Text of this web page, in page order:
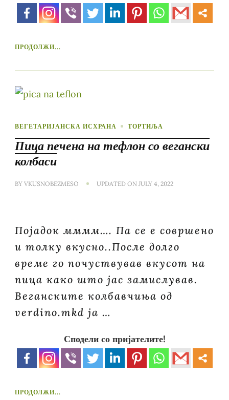
ПРОДОЛЖИ...
ВЕГЕТАРИЈАНСКА ИСХРАНА ТОРТИЉА
Пица печена на тефлон со вегански
колбаси
BY VKUSNOBEZMESO UPDATED ON JULY 4, 2022
Појадок мммм…. Па се е совршено
и толку вкусно..После долго
време го почуствував вкусот на
пица како што јас замислував.
Веганските колбавчиња од
verdino.mkd ја …
Сподели со пријателите!
ПРОДОЛЖИ...